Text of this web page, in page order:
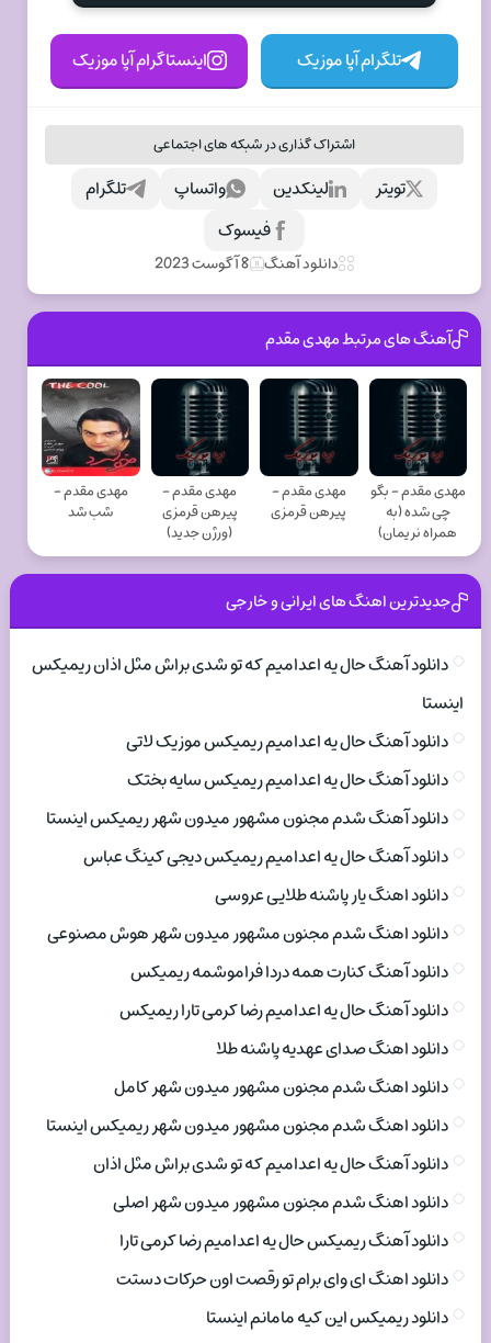
تلگرام آپا موزیک اینستاگرام آپا موزیک
اشتراک گذاری در شبکه های اجتماعی
تلگرام واتساپ لینکدین
تویتر
فیسوک
دانلود آهنگ 8 آگوست 2023
آهنگ های مرتبط مهدی مقدم
مهدی مقدم - بگو
چی شده (به
همراه نریمان)
مهدی مقدم -
پیرهن قرمزی
مهدی مقدم -
پیرهن قرمزی
(ورژن جدید)
مهدی مقدم -
شب شد
جدیدترین اهنگ های ایرانی و خارجی
دانلود آهنگ حال یه اعدامیم که تو شدی براش مثل اذان ریمیکس
اینستا
دانلود آهنگ حال یه اعدامیم ریمیکس موزیک لاتی
دانلود آهنگ حال یه اعدامیم ریمیکس سایه بختک
دانلود آهنگ شدم مجنون مشهور میدون شهر ریمیکس اینستا
دانلود آهنگ حال یه اعدامیم ریمیکس دیجی کینگ عباس
دانلود اهنگ یار پاشنه طلایی عروسی
دانلود اهنگ شدم مجنون مشهور میدون شهر هوش مصنوعی
دانلود آهنگ کنارت همه دردا فراموشمه ریمیکس
دانلود آهنگ حال یه اعدامیم رضا کرمی تارا ریمیکس
دانلود اهنگ صدای عهدیه پاشنه طلا
دانلود اهنگ شدم مجنون مشهور میدون شهر کامل
دانلود اهنگ شدم مجنون مشهور میدون شهر ریمیکس اینستا
دانلود آهنگ حال یه اعدامیم که تو شدی براش مثل اذان
دانلود اهنگ شدم مجنون مشهور میدون شهر اصلی
دانلود آهنگ ریمیکس حال یه اعدامیم رضا کرمی تارا
دانلود اهنگ ای وای برام تو رقصت اون حرکات دستت
دانلود ریمیکس این کیه مامانم اینستا